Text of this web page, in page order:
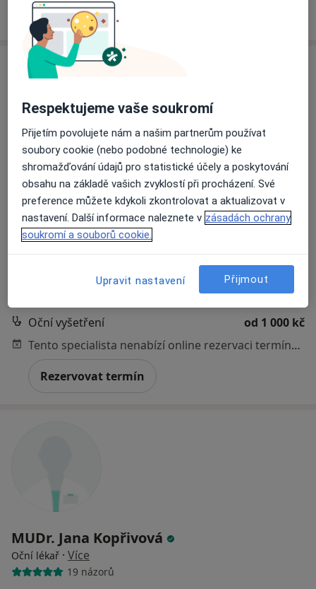
Rezervovat termín
MUDr. Kateřina Manethová
Oční lékař ·Více
2 názory
Adresa 1 Adresa 2
Přemyšlenská 133/68, Praha •
Oční vyšetření
od 1 000 kč
Tento specialista nenabízí online rezervaci termínu na této adrese.
Rezervovat termín
MUDr. Jana Kopřivová
Oční lékař · Více
19 názorů
Respektujeme vaše soukromí
Přijetím povolujete nám a našim partnerům používat
soubory cookie (nebo podobné technologie) ke
shromažďování údajů pro statistické účely a poskytování
obsahu na základě vašich zvyklostí při procházení. Své
preference můžete kdykoli zkontrolovat a aktualizovat v
nastavení. Další informace naleznete v zásadách ochrany
soukromí a souborů cookie.
Upravit nastavení Přijmout